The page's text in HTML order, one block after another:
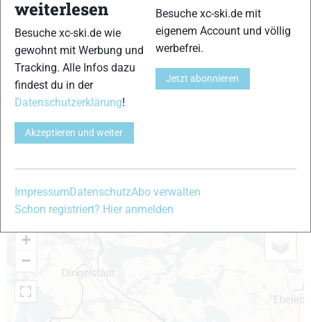
SUCHE
Zustand
Schwierigkeitsgrad
0 - 200 km
KARTE
+
−
weiterlesen
Besuche xc-ski.de wie
gewohnt mit Werbung und
Tracking. Alle Infos dazu
findest du in der
Datenschutzerklärung!
Akzeptieren und weiter
Besuche xc-ski.de mit
eigenem Account und völlig
werbefrei.
Jetzt abonnieren
ImpressumDatenschutzAbo verwalten
Schon registriert? Hier anmelden